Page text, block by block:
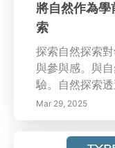
將自然作為
索
探索自然探索
與參與感。與
驗。自然探索
培養好奇心和
驗，例如觀察
童的學習熱情
Mar 29, 2025